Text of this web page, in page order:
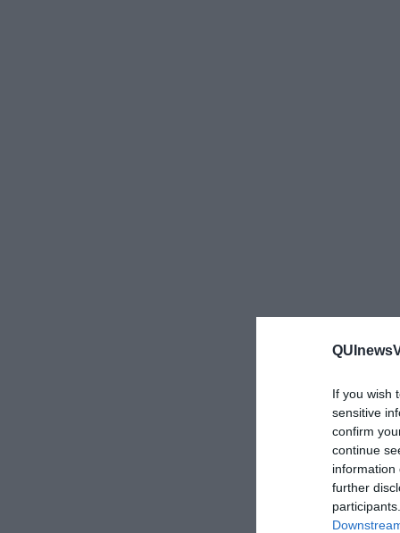
If you wish
sensitive
confirm
continue
information
further